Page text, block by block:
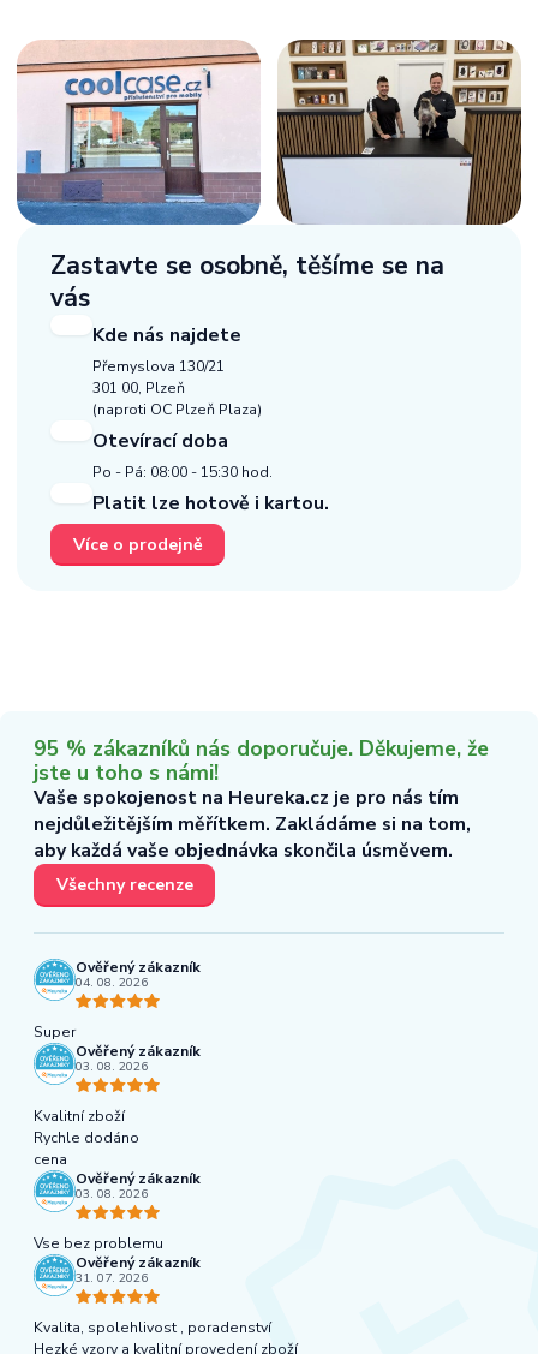
Zastavte se osobně, těšíme se na
vás
Kde nás najdete
Přemyslova 130/21
301 00, Plzeň
(naproti OC Plzeň Plaza)
Otevírací doba
Po - Pá: 08:00 - 15:30 hod.
Platit lze hotově i kartou.
Více o prodejně
95 % zákazníků nás doporučuje. Děkujeme, že
jste u toho s námi!
Vaše spokojenost na Heureka.cz je pro nás tím
nejdůležitějším měřítkem. Zakládáme si na tom,
aby každá vaše objednávka skončila úsměvem.
Všechny recenze
Ověřený zákazník
04. 08. 2026
Super
Ověřený zákazník
03. 08. 2026
Kvalitní zboží
Rychle dodáno
cena
Ověřený zákazník
03. 08. 2026
Vse bez problemu
Ověřený zákazník
31. 07. 2026
Kvalita, spolehlivost , poradenství
Hezké vzory a kvalitní provedení zboží